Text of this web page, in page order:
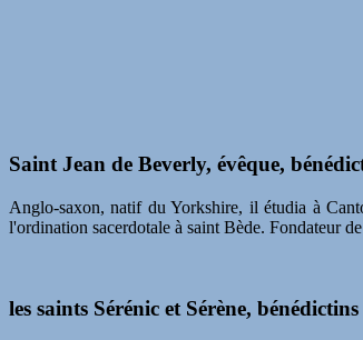
Saint Jean de Beverly, évêque,
Anglo-saxon, natif du Yorkshire, il étudia à
l'ordination sacerdotale à saint Bède. Fondateur
les saints Sérénic et Sérène,